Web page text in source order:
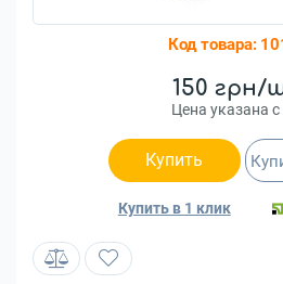
Код товара:
150 грн/
Цена указана
Купить
Купить в 1 клик